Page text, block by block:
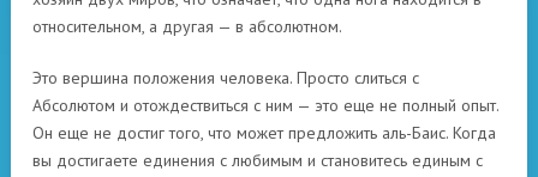
относительном, а другая — в абсолютном.
Это вершина положения человека. Просто слиться с
Абсолютом и отождествиться с ним — это еще не полный опыт.
Он еще не достиг того, что может предложить аль-Баис. Когда
вы достигаете единения с любимым и становитесь единым с